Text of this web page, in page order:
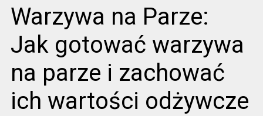
Warzywa na Parze:
Jak gotować warzywa
na parze i zachować
ich wartości odżywcze